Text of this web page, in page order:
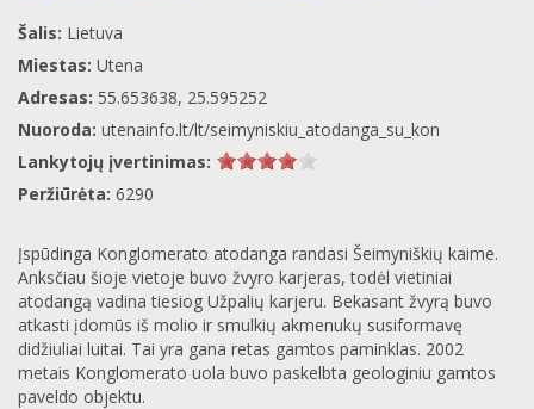
Šalis: Lietuva
Miestas: Utena
Adresas: 55.653638, 25.595252
Nuoroda: utenainfo.lt/lt/seimyniskiu_atodanga_su_kon
Lankytojų įvertinimas:
Peržiūrėta: 6290
Įspūdinga Konglomerato atodanga randasi Šeimyniškių kaime.
Anksčiau šioje vietoje buvo žvyro karjeras, todėl vietiniai
atodangą vadina tiesiog Užpalių karjeru. Bekasant žvyrą buvo
atkasti įdomūs iš molio ir smulkių akmenukų susiformavę
didžiuliai luitai. Tai yra gana retas gamtos paminklas. 2002
metais Konglomerato uola buvo paskelbta geologiniu gamtos
paveldo objektu.